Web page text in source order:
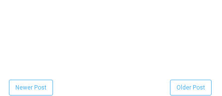
Newer Post Older Post